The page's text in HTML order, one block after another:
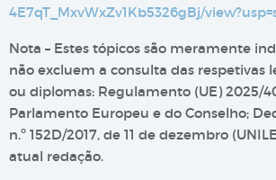
4E7qT_MxvWxZv1Kb5326gBj/
Nota – Estes tópicos são meramente
não excluem a consulta das respetivas
ou diplomas: Regulamento (UE) 2025/
Parlamento Europeu e do Conselho;
n.º 152D/2017, de 11 de dezembro
atual redação.